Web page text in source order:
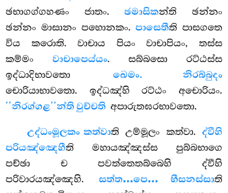
ඡභාගග්ගහණං ජාතං.ඡමාසිකන්ති ඡන්නං
ඡන්නං මාසානං පහොනකං.පාසෙතීති පාසගතෙ
විය කරොති. වාචාය පියං වාචාපියං, තස්ස
කම්මං වාචාපෙය්යං. සබ්බසො රට්ඨස්ස
ඉද්ධාදිභාවතො ඛෙමං. නිරබ්බුදං
චොරියාභාවතො. ඉද්ධඤ්හි රට්ඨං අචොරියං.
‘‘නිරග්ගළ’’න්ති වුච්චති අපාරුතඝරභාවතො.
උද්ධංමූලකං කත්වාති උම්මූලං කත්වා. ද්වීහි
පරියඤ්ඤෙහීති මහායඤ්ඤස්ස පුබ්බභාගෙ
පච්ඡා ච පවත්තෙතබ්බෙහි ද්වීහි
පරිවාරයඤ්ඤෙහි. සත්ත…පෙ… භීසනස්සාති